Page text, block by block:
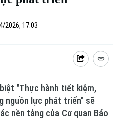
2026, 17:03
"Thực hành tiết kiệm,
nguồn lực phát triển" sẽ
nền tảng của Cơ quan Báo